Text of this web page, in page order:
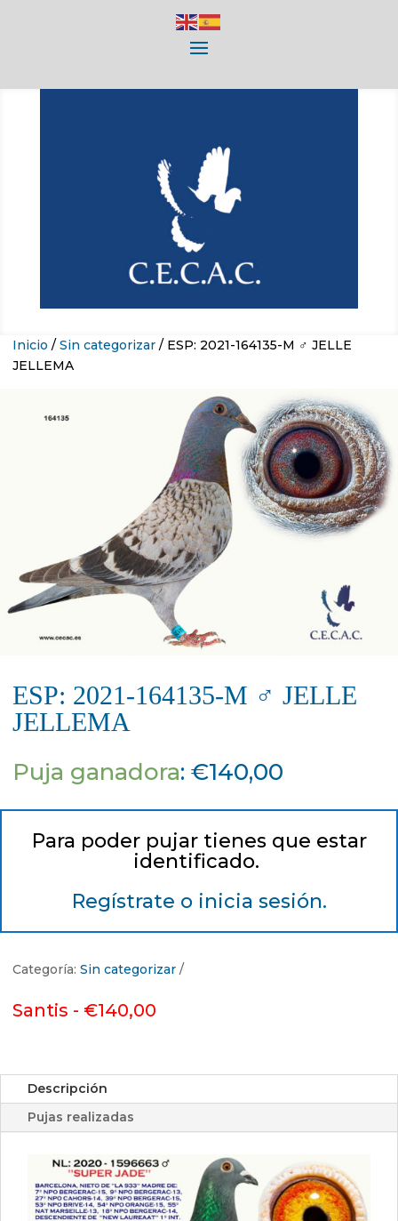
Inicio / Sin categorizar / ESP: 2021-164135-M ♂ JELLE
JELLEMA
ESP: 2021-164135-M ♂ JELLE
JELLEMA
Puja ganadora: €140,00
Para poder pujar tienes que estar
identificado.
Regístrate o inicia sesión.
Categoría: Sin categorizar
Santis - €140,00
Descripción
Pujas realizadas